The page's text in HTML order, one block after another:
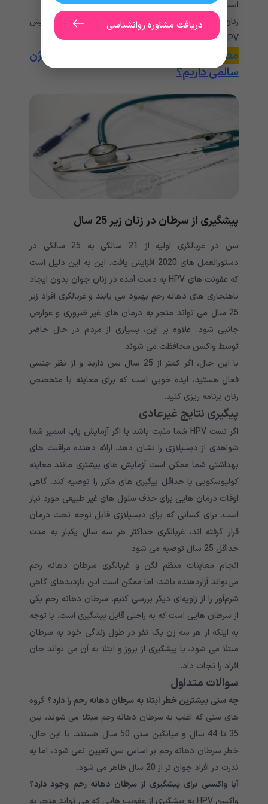
است آزمایش های مکرر یا زودهنگام توصیه شود.
زنان باید از سن 25 تا 65 سالگی هر پنج سال یک بار آزمایش
HPV یا آزمایش HPV به همراه پاپ اسمیر انجام دهند.
مطالعه بیشتر:
چگونه تشخیص دهیم واژن
سالمی داریم؟
پیشگیری از سرطان در زنان زیر 25 سال
سن در غربالگری اولیه از 21 سالگی به 25 سالگی در
دستورالعمل های 2020 افزایش یافت. این به این دلیل است
که عفونت های HPV به دست آمده در زنان جوان بدون ایجاد
ناهنجاری های دهانه رحم بهبود می یابند و غربالگری افراد زیر
25 سال می تواند منجر به درمان های غیر ضروری و عوارض
جانبی شود. علاوه بر این، بسیاری از مردم در حال حاضر
توسط واکسن محافظت می شوند.
با این حال، اگر کمتر از 25 سال سن دارید و از نظر جنسی
فعال هستید، ایده خوبی است که برای معاینه با متخصص
زنان برنامه ریزی کنید.
پیگیری نتایج غیرعادی
اگر تست HPV شما مثبت باشد یا اگر آزمایش پاپ اسمیر شما
شواهدی از دیسپلازی را نشان دهد، ارائه دهنده مراقبت های
بهداشتی شما ممکن است آزمایش های بیشتری مانند معاینه
کولپوسکوپی یا حداقل پیگیری های مکرر را توصیه کند. گاهی
اوقات درمان هایی برای حذف سلول های غیر طبیعی مورد نیاز
است. برای کسانی که برای دیسپلازی قابل توجه تحت درمان
قرار گرفته اند، غربالگری حداکثر هر سه سال یکبار به مدت
حداقل 25 سال توصیه می شود.
انجام معاینات منظم لگن و غربالگری سرطان دهانه رحم
می‌تواند آزاردهنده باشد، اما ممکن است این بازدیدهای گاهی
شرم‌آور را از زاویه‌ای دیگر بررسی کنیم. سرطان دهانه رحم یکی
از سرطان هایی است که به راحتی قابل پیشگیری است. با توجه
به اینکه از هر سه زن یک نفر در طول زندگی خود به سرطان
مبتلا می شود، با پیشگیری از بروز و ابتلا به آن می تواند جان
افراد را نجات داد.
سوالات متداول
چه سنی بیشترین خطر ابتلا به سرطان دهانه رحم را دارد؟ گروه
های سنی که اغلب به سرطان دهانه رحم مبتلا می شوند، بین
35 تا 44 سال و میانگین سنی 50 سال هستند. با این حال،
خطر سرطان دهانه رحم بر اساس سن تعیین نمی شود، اما به
ندرت در افراد جوان تر از 20 سال ظاهر می شود.
آیا واکسنی برای پیشگیری از سرطان دهانه رحم وجود دارد؟
واکسن HPV به پیشگیری از عفونت هایی که می تواند منجر به
دریافت مشاوره روانشناسی